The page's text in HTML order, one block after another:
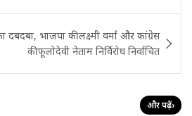
दबदबा, भाजपा की लक्ष्मी वर्मा और कांग्रेस
की फूलोदेवी नेताम निर्विरोध निर्वाचित
और पढ़ें›